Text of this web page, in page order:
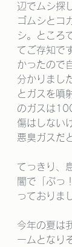
辺でムシ探
ゴムシとコ
シ。ところ
てご存知で
かったので
分かりまし
とガスを噴
のガスは
傷はしない
悪臭ガスだ
てっきり、
闇で「ぷっ
っておりま
今年の夏は
ームとなり